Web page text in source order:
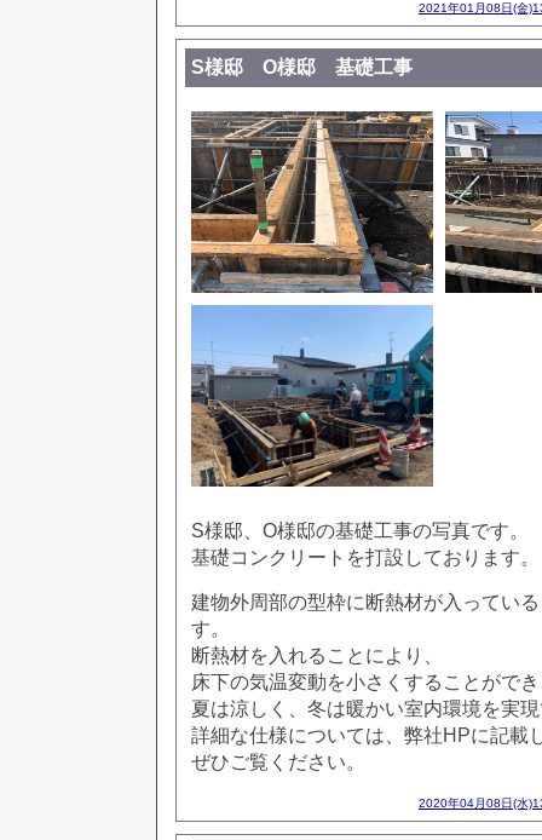
2021年01月08日(金
S様邸 O様邸 基礎工事
S様邸、O様邸の基礎工事の写真です。
基礎コンクリートを打設しております。
建物外周部の型枠に断熱材が入ってい
す。
断熱材を入れることにより、
床下の気温変動を小さくすることがで
夏は涼しく、冬は暖かい室内環境を実
詳細な仕様については、弊社HPに記載
ぜひご覧ください。
2020年04月08日(水